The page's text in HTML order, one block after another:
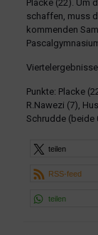
Placke (22). Um
schaffen, muss
kommenden
Punkte: Placke
R.Nawezi (7),
Schrudde (beide
teilen
RSS-feed
teilen